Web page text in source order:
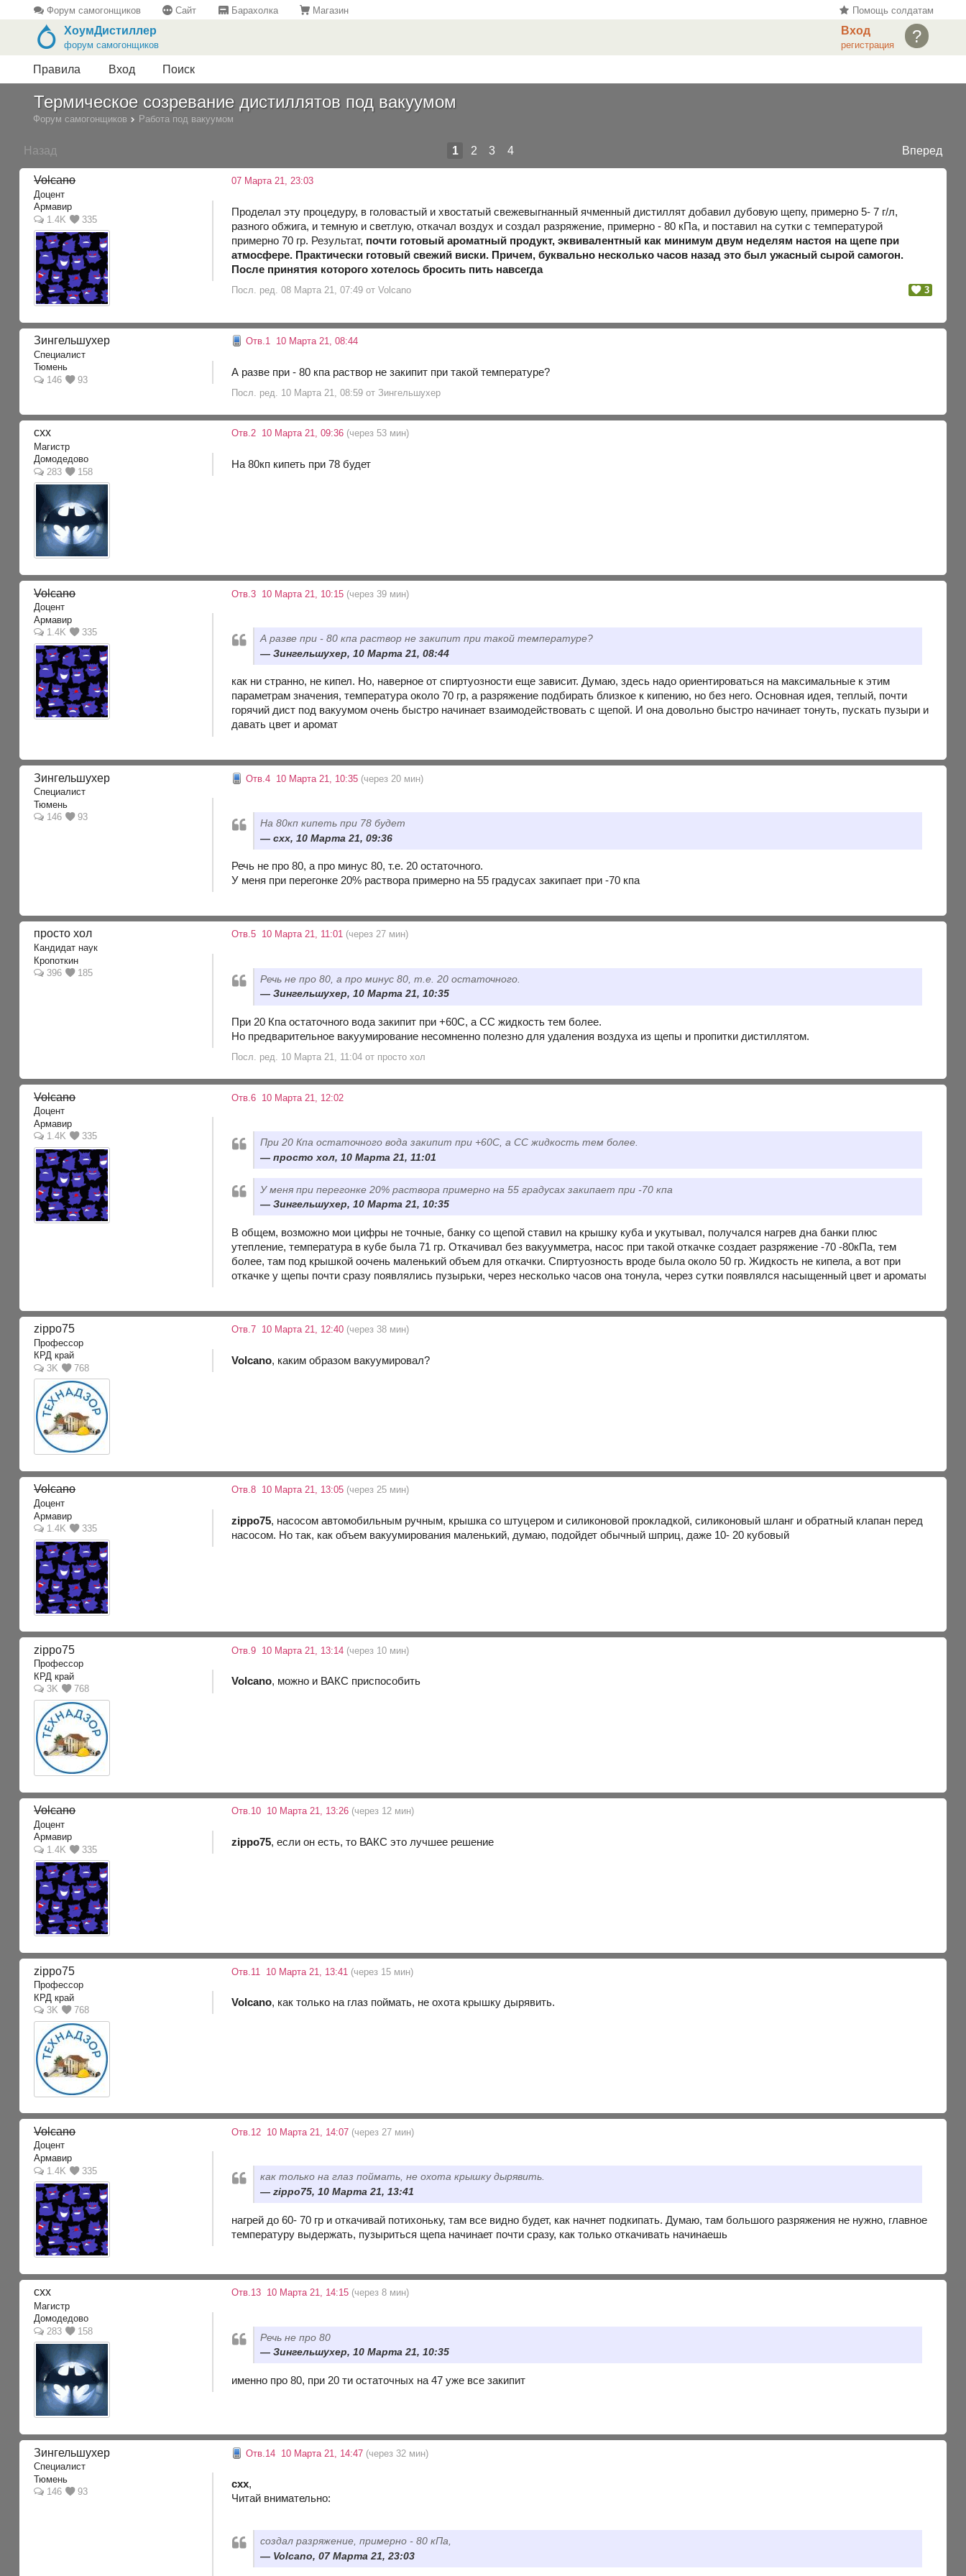
Форум самогонщиков Сайт Барахолка Магазин Помощь солдатам
?
Вход
регистрация
ХоумДистиллер
форум самогонщиков
Правила Вход Поиск
Термическое созревание дистиллятов под вакуумом
Форум самогонщиков Работа под вакуумом
Назад Вперед
1 2 3 4
Volcano
Доцент
Армавир
1.4K
335
07 Марта 21, 23:03
Проделал эту процедуру, в головастый и хвостатый свежевыгнанный ячменный дистиллят добавил дубовую щепу, примерно 5- 7 г/л,
разного обжига, и темную и светлую, откачал воздух и создал разряжение, примерно - 80 кПа, и поставил на сутки с температурой
примерно 70 гр. Результат, почти готовый ароматный продукт, эквивалентный как минимум двум неделям настоя на щепе при
атмосфере. Практически готовый свежий виски. Причем, буквально несколько часов назад это был ужасный сырой самогон.
После принятия которого хотелось бросить пить навсегда
Посл. ред. 08 Марта 21, 07:49 от Volcano 3
Зингельшухер
Специалист
Тюмень
146
93
Отв.1 10 Марта 21, 08:44
А разве при - 80 кпа раствор не закипит при такой температуре?
Посл. ред. 10 Марта 21, 08:59 от Зингельшухер
cxx
Магистр
Домодедово
283
158
Отв.2 10 Марта 21, 09:36 (через 53 мин)
На 80кп кипеть при 78 будет
Volcano
Доцент
Армавир
1.4K
335
Отв.3 10 Марта 21, 10:15 (через 39 мин)
А разве при - 80 кпа раствор не закипит при такой температуре?
Зингельшухер, 10 Марта 21, 08:44
как ни странно, не кипел. Но, наверное от спиртуозности еще зависит. Думаю, здесь надо ориентироваться на максимальные к этим
параметрам значения, температура около 70 гр, а разряжение подбирать близкое к кипению, но без него. Основная идея, теплый, почти
горячий дист под вакуумом очень быстро начинает взаимодействовать с щепой. И она довольно быстро начинает тонуть, пускать пузыри и
давать цвет и аромат
Зингельшухер
Специалист
Тюмень
146
93
Отв.4 10 Марта 21, 10:35 (через 20 мин)
На 80кп кипеть при 78 будет
cxx, 10 Марта 21, 09:36
Речь не про 80, а про минус 80, т.е. 20 остаточного.
У меня при перегонке 20% раствора примерно на 55 градусах закипает при -70 кпа
просто хол
Кандидат наук
Кропоткин
396
185
Отв.5 10 Марта 21, 11:01 (через 27 мин)
Речь не про 80, а про минус 80, т.е. 20 остаточного.
Зингельшухер, 10 Марта 21, 10:35
При 20 Кпа остаточного вода закипит при +60С, а СС жидкость тем более.
Но предварительное вакуумирование несомненно полезно для удаления воздуха из щепы и пропитки дистиллятом.
Посл. ред. 10 Марта 21, 11:04 от просто хол
Volcano
Доцент
Армавир
1.4K
335
Отв.6 10 Марта 21, 12:02
При 20 Кпа остаточного вода закипит при +60С, а СС жидкость тем более.
просто хол, 10 Марта 21, 11:01
У меня при перегонке 20% раствора примерно на 55 градусах закипает при -70 кпа
Зингельшухер, 10 Марта 21, 10:35
В общем, возможно мои цифры не точные, банку со щепой ставил на крышку куба и укутывал, получался нагрев дна банки плюс
утепление, температура в кубе была 71 гр. Откачивал без вакуумметра, насос при такой откачке создает разряжение -70 -80кПа, тем
более, там под крышкой оочень маленький объем для откачки. Спиртуозность вроде была около 50 гр. Жидкость не кипела, а вот при
откачке у щепы почти сразу появлялись пузырьки, через несколько часов она тонула, через сутки появлялся насыщенный цвет и ароматы
zippo75
Профессор
КРД край
3K
768
Отв.7 10 Марта 21, 12:40 (через 38 мин)
Volcano, каким образом вакуумировал?
Volcano
Доцент
Армавир
1.4K
335
Отв.8 10 Марта 21, 13:05 (через 25 мин)
zippo75, насосом автомобильным ручным, крышка со штуцером и силиконовой прокладкой, силиконовый шланг и обратный клапан перед
насосом. Но так, как объем вакуумирования маленький, думаю, подойдет обычный шприц, даже 10- 20 кубовый
zippo75
Профессор
КРД край
3K
768
Отв.9 10 Марта 21, 13:14 (через 10 мин)
Volcano, можно и ВАКС приспособить
Volcano
Доцент
Армавир
1.4K
335
Отв.10 10 Марта 21, 13:26 (через 12 мин)
zippo75, если он есть, то ВАКС это лучшее решение
zippo75
Профессор
КРД край
3K
768
Отв.11 10 Марта 21, 13:41 (через 15 мин)
Volcano, как только на глаз поймать, не охота крышку дырявить.
Volcano
Доцент
Армавир
1.4K
335
Отв.12 10 Марта 21, 14:07 (через 27 мин)
как только на глаз поймать, не охота крышку дырявить.
zippo75, 10 Марта 21, 13:41
нагрей до 60- 70 гр и откачивай потихоньку, там все видно будет, как начнет подкипать. Думаю, там большого разряжения не нужно, главное
температуру выдержать, пузыриться щепа начинает почти сразу, как только откачивать начинаешь
cxx
Магистр
Домодедово
283
158
Отв.13 10 Марта 21, 14:15 (через 8 мин)
Речь не про 80
Зингельшухер, 10 Марта 21, 10:35
именно про 80, при 20 ти остаточных на 47 уже все закипит
Зингельшухер
Специалист
Тюмень
146
93
Отв.14 10 Марта 21, 14:47 (через 32 мин)
cxx,
Читай внимательно:
создал разряжение, примерно - 80 кПа,
Volcano, 07 Марта 21, 23:03